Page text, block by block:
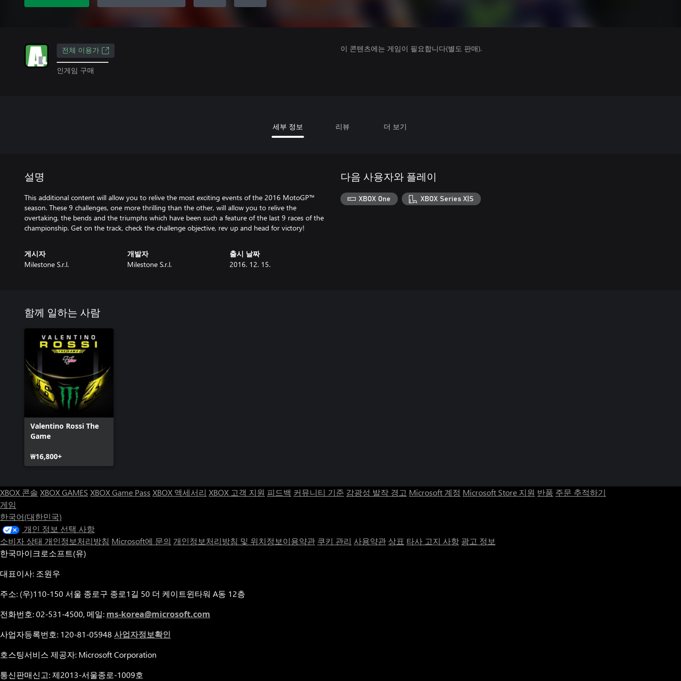
전체 이용가
인게임 구매
이 콘텐츠에는 게임이 필요합니다(별도 판매).
세부 정보 리뷰 더 보기
설명
This additional content will allow you to relive the most exciting events of the 2016 MotoGP™
season. These 9 challenges, one more thrilling than the other, will allow you to relive the
overtaking, the bends and the triumphs which have been such a feature of the last 9 races of the
championship. Get on the track, check the challenge objective, rev up and head for victory!
게시자
Milestone S.r.l.
개발자
Milestone S.r.l.
출시 날짜
2016. 12. 15.
다음 사용자와 플레이
XBOX One XBOX Series X|S
함께 일하는 사람
Valentino Rossi The
Game
₩16,800+
XBOX 콘솔 XBOX GAMES XBOX Game Pass XBOX 액세서리 XBOX 고객 지원 피드백 커뮤니티 기준 감광성 발작 경고 Microsoft 계정 Microsoft Store 지원 반품 주문 추적하기
게임
한국어(대한민국)
개인 정보 선택 사항
소비자 상태 개인정보처리방침 Microsoft에 문의 개인정보처리방침 및 위치정보이용약관 쿠키 관리 사용약관 상표 타사 고지 사항 광고 정보
한국마이크로소프트(유)
대표이사: 조원우
주소: (우)110-150 서울 종로구 종로1길 50 더 케이트윈타워 A동 12층
전화번호: 02-531-4500, 메일: ms-korea@microsoft.com
사업자등록번호: 120-81-05948 사업자정보확인
호스팅서비스 제공자: Microsoft Corporation
통신판매신고: 제2013-서울종로-1009호